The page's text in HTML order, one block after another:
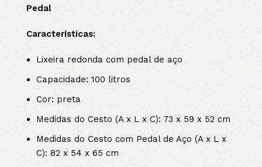
Pedal
Características:
Lixeira redonda com pedal de aço
Capacidade: 100 litros
Cor: preta
Medidas do Cesto (A x L x C): 73 x 59 x 52 cm
Medidas do Cesto com Pedal de Aço (A x L x
C): 82 x 54 x 65 cm